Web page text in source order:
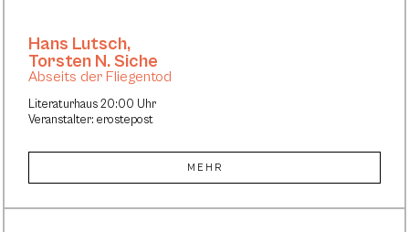
Literaturhaus 20:00 Uhr
Veranstalter: erostepost
Hans Lutsch,
Torsten N. Siche
Abseits der Fliegentod
MEHR